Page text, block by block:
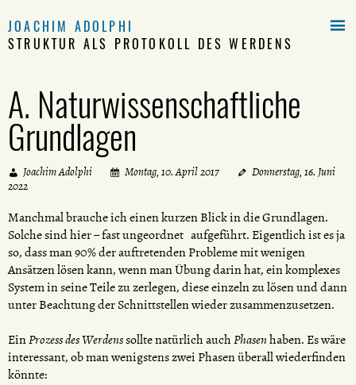
JOACHIM ADOLPHI
STRUKTUR ALS PROTOKOLL DES WERDENS
A. Naturwissenschaftliche
Grundlagen
Joachim Adolphi Montag, 10. April 2017
Donnerstag, 16. Juni
2022
Manchmal brauche ich einen kurzen Blick in die Grundlagen.
Solche sind hier – fast ungeordnet aufgeführt. Eigentlich ist es ja
so, dass man 90% der auftretenden Probleme mit wenigen
Ansätzen lösen kann, wenn man Übung darin hat, ein komplexes
System in seine Teile zu zerlegen, diese einzeln zu lösen und dann
unter Beachtung der Schnittstellen wieder zusammenzusetzen.
EinProzess des Werdenssollte natürlich auchPhasenhaben. Es wäre
interessant, ob man wenigstens zwei Phasen überall wiederfinden
könnte:
